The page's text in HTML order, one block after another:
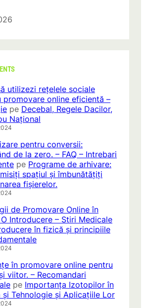
utilizezi rețelele sociale
promovare online eficientă –
pe Decebal, Regele Dacilor,
Național
pentru conversii:
de la zero. – FAQ – Intrebari
pe Programe de arhivare:
spațiul și îmbunătățiți
fișierelor.
de Promovare Online în
Introducere – Stiri Medicale
în fizică și principiile
în promovare online pentru
viitor. – Recomandari
pe Importanța Izotopilor în
și Tehnologie și Aplicațiile Lor